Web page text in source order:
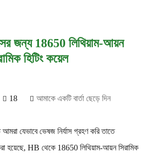
জন্য 18650 লিথিয়াম-আয়ন
হিটিং কয়েল
18 আমাকে একটি বার্তা ছেড়ে দিন
আমরা যেভাবে ভেষজ নির্যাস গ্রহণ করি তাতে
হয়েছে, HB থেকে 18650 লিথিয়াম-আয়ন সিরামিক